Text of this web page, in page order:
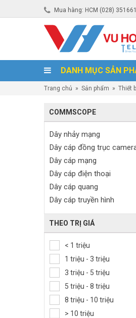
Mua hàng: HCM (028)
DANH MỤC SẢN
Trang chủ » Sản phẩm » Thiết
COMMSCOPE
Dây nhảy mạng
Dây cáp đồng trục
Dây cáp mạng
Dây cáp điện thoại
Dây cáp quang
Dây cáp truyền hình
THEO TRỊ GIÁ
< 1 triệu
1 triệu - 3 triệu
3 triệu - 5 triệu
5 triệu - 8 triệu
8 triệu - 10 triệu
> 10 triệu